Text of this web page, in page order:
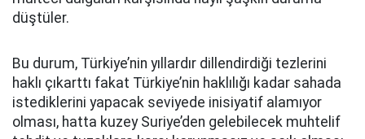
düştüler.
Bu durum, Türkiye’nin yıllardır dillendirdiği tezlerini
haklı çıkarttı fakat Türkiye’nin haklılığı kadar sahada
istediklerini yapacak seviyede inisiyatif alamıyor
olması, hatta kuzey Suriye’den gelebilecek muhtelif